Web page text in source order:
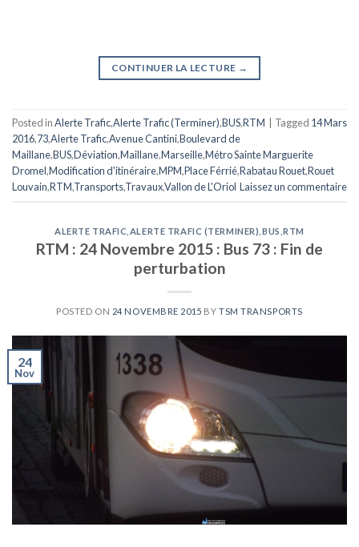
CONTINUER LA LECTURE →
Posted inAlerte Trafic,Alerte Trafic (Terminer),BUS,RTM Tagged 14 Mars
2016,73,Alerte Trafic,Avenue Cantini,Boulevard de
Maillane,BUS,Déviation,Maillane,Marseille,Métro Sainte Marguerite
Dromel,Modification d'itinéraire,MPM,Place Férrié,Rabatau Rouet,Rouet
Louvain,RTM,Transports,Travaux,Vallon de L'Oriol Laissez un commentaire
ALERTE TRAFIC ALERTE TRAFIC (TERMINER) BUS ,RTM
RTM : 24 Novembre 2015 : Bus 73 : Fin de
perturbation
POSTED ON 24 NOVEMBRE 2015 BY TSM TRANSPORTS
24
Nov